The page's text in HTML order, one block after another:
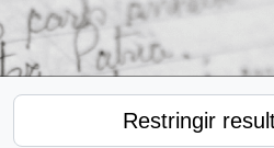
Restringir